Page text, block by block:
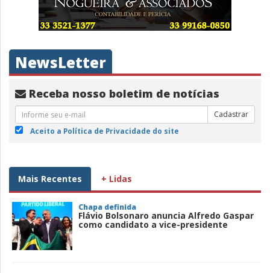
NewsLetter
Receba nosso boletim de notícias
Cadastrar
Aceito a Política de Privacidade do site
Mais Recentes + Lidas
Chapa definida
Flávio Bolsonaro anuncia Alfredo Gaspar
como candidato a vice-presidente